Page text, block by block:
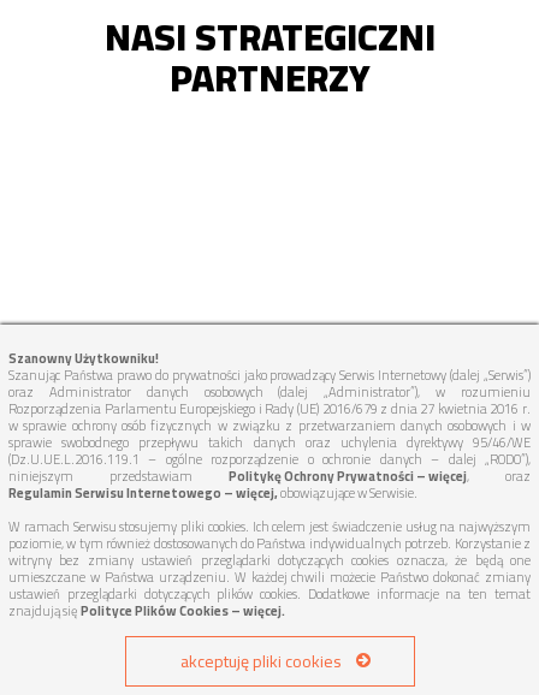
NASI STRATEGICZNI
PARTNERZY
Szanowny Użytkowniku!
Szanując Państwa prawo do prywatności jako prowadzący Serwis Internetowy (dalej „Serwis”)
oraz Administrator danych osobowych (dalej „Administrator”), w rozumieniu
Rozporządzenia Parlamentu Europejskiego i Rady (UE) 2016/679 z dnia 27 kwietnia 2016 r.
w sprawie ochrony osób fizycznych w związku z przetwarzaniem danych osobowych i w
sprawie swobodnego przepływu takich danych oraz uchylenia dyrektywy 95/46/WE
(Dz.U.UE.L.2016.119.1 – ogólne rozporządzenie o ochronie danych – dalej „RODO”),
niniejszym przedstawiam Politykę Ochrony Prywatności – więcej, oraz
Regulamin Serwisu Internetowego – więcej,obowiązujące w Serwisie.
W ramach Serwisu stosujemy pliki cookies. Ich celem jest świadczenie usług na najwyższym
poziomie, w tym również dostosowanych do Państwa indywidualnych potrzeb. Korzystanie z
witryny bez zmiany ustawień przeglądarki dotyczących cookies oznacza, że będą one
umieszczane w Państwa urządzeniu. W każdej chwili możecie Państwo dokonać zmiany
ustawień przeglądarki dotyczących plików cookies. Dodatkowe informacje na ten temat
znajdują sięPolityce Plików Cookies – więcej.
akceptuję pliki cookies